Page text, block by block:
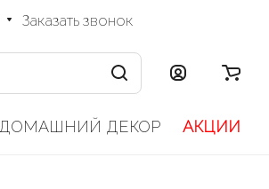
Заказать звонок
ДОМАШНИЙ ДЕКОР АКЦИИ